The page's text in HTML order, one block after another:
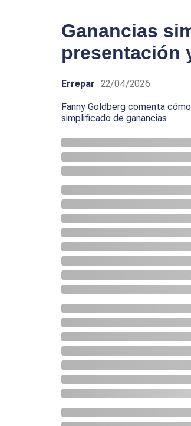
Ganancias
presentación
Errepar 22/04/2026
Fanny Goldberg comenta
simplificado de ganancias